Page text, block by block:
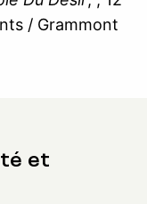
/ Grammont
et